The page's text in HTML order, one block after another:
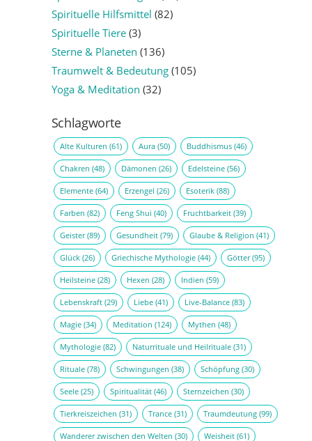
Spirituelle Hilfsmittel (82)
Spirituelle Tiere(3)
Sterne & Planeten (136)
Traumwelt & Bedeutung(105)
Yoga & Meditation (32)
Schlagworte
Alte Kulturen (61) Aura(50) Buddhismus(46)
Chakren (48) Dämonen (26) Edelsteine(56)
Elemente(64) Erzengel (26) Esoterik(88)
Farben (82) Feng Shui (40) Fruchtbarkeit(39)
Geister(89) Gesundheit(79) Glaube & Religion (41)
Glück(26) Griechische Mythologie(44) Götter(95)
Heilsteine(28) Hexen (28) Indien (59)
Lebenskraft(29) Liebe(41) Live-Balance(83)
Magie(34) Meditation (124) Mythen (48)
Mythologie(82) Naturrituale und Heilrituale(31)
Rituale(78) Schwingungen (38) Schöpfung(30)
Seele(25) Spiritualität(46) Sternzeichen (30)
Tierkreiszeichen (31) Trance(31) Traumdeutung(99)
Wanderer zwischen den Welten (30) Weisheit(61)